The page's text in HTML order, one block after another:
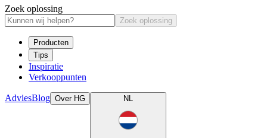
Zoek oplossing
Zoek oplossing
Producten
Tips
Inspiratie
Verkooppunten
AdviesBlog Over HG NL